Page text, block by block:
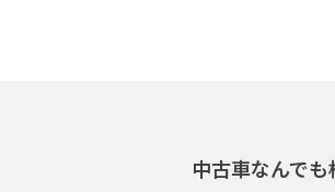
中古車なんでも